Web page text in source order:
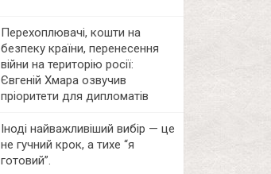
Перехоплювачі, кошти на
безпеку країни, перенесення
війни на територію росії:
Євгеній Хмара озвучив
пріоритети для дипломатів
Іноді найважливіший вибір — це
не гучний крок, а тихе “я
готовий”.